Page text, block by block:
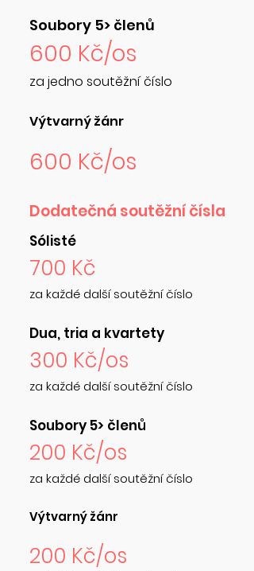
Soubory 5> členů
600 Kč/os
za jedno soutěžní číslo
Výtvarný žánr
600 Kč/os
Dodatečná soutěžní čísla
Sólisté
700 Kč
za každé další soutěžní číslo
Dua, tria a kvartety
300 Kč/os
za každé další soutěžní číslo
Soubory 5> členů
200 Kč/os
za každé další soutěžní číslo
Výtvarný žánr
200 Kč/os